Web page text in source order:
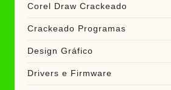
Corel Draw Crackeado
Crackeado Programas
Design Gráfico
Drivers e Firmware